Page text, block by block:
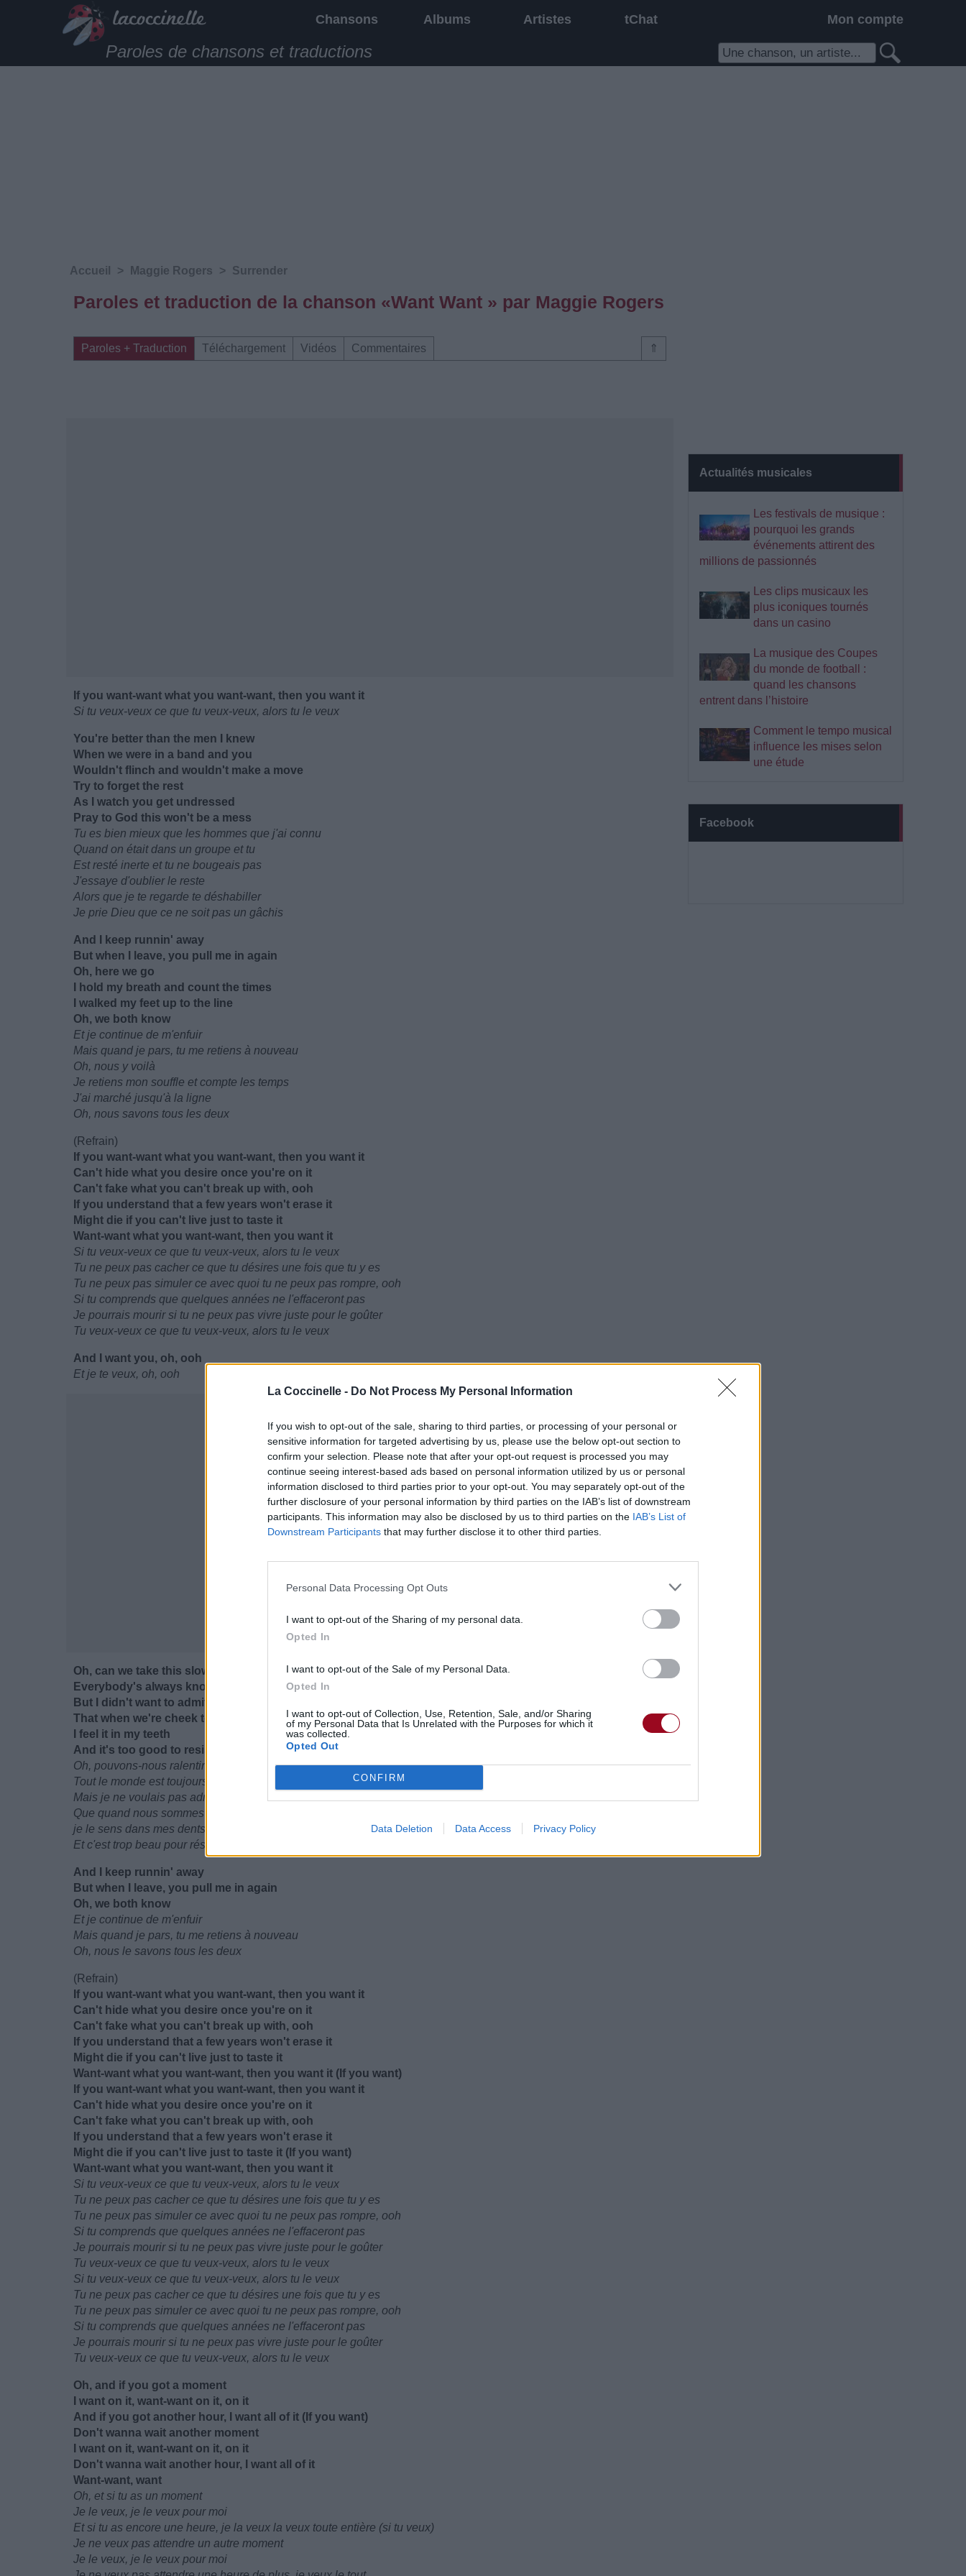
La Coccinelle - Do Not Process My Personal Information
If you wish to opt-out of the sale, sharing to third parties, or processing of your personal or
sensitive information for targeted advertising by us, please use the below opt-out section to
confirm your selection. Please note that after your opt-out request is processed you may
continue seeing interest-based ads based on personal information utilized by us or personal
information disclosed to third parties prior to your opt-out. You may separately opt-out of the
further disclosure of your personal information by third parties on the IAB’s list of downstream
participants. This information may also be disclosed by us to third parties on the IAB’s List of
Downstream Participants that may further disclose it to other third parties.
Personal Data Processing Opt Outs
I want to opt-out of the Sharing of my personal data.
Opted In
I want to opt-out of the Sale of my Personal Data.
Opted In
I want to opt-out of Collection, Use, Retention, Sale, and/or Sharing
of my Personal Data that Is Unrelated with the Purposes for which it
was collected.
Opted Out
CONFIRM
Data Deletion Data Access Privacy Policy
Chansons Albums Artistes tChat Mon compte
Paroles de chansons et traductions
Actualités musicales
Les festivals de musique :
pourquoi les grands
événements attirent des
millions de passionnés
Les clips musicaux les
plus iconiques tournés
dans un casino
La musique des Coupes
du monde de football :
quand les chansons
entrent dans l’histoire
Comment le tempo musical
influence les mises selon
une étude
Facebook
Accueil > Maggie Rogers > Surrender
Paroles et traduction de la chanson «Want Want » par Maggie Rogers
⇑
Paroles + Traduction Téléchargement Vidéos Commentaires
If you want-want what you want-want, then you want it
Si tu veux-veux ce que tu veux-veux, alors tu le veux
You're better than the men I knew
When we were in a band and you
Wouldn't flinch and wouldn't make a move
Try to forget the rest
As I watch you get undressed
Pray to God this won't be a mess
Tu es bien mieux que les hommes que j'ai connu
Quand on était dans un groupe et tu
Est resté inerte et tu ne bougeais pas
J'essaye d'oublier le reste
Alors que je te regarde te déshabiller
Je prie Dieu que ce ne soit pas un gâchis
And I keep runnin' away
But when I leave, you pull me in again
Oh, here we go
I hold my breath and count the times
I walked my feet up to the line
Oh, we both know
Et je continue de m'enfuir
Mais quand je pars, tu me retiens à nouveau
Oh, nous y voilà
Je retiens mon souffle et compte les temps
J'ai marché jusqu'à la ligne
Oh, nous savons tous les deux
(Refrain)
If you want-want what you want-want, then you want it
Can't hide what you desire once you're on it
Can't fake what you can't break up with, ooh
If you understand that a few years won't erase it
Might die if you can't live just to taste it
Want-want what you want-want, then you want it
Si tu veux-veux ce que tu veux-veux, alors tu le veux
Tu ne peux pas cacher ce que tu désires une fois que tu y es
Tu ne peux pas simuler ce avec quoi tu ne peux pas rompre, ooh
Si tu comprends que quelques années ne l'effaceront pas
Je pourrais mourir si tu ne peux pas vivre juste pour le goûter
Tu veux-veux ce que tu veux-veux, alors tu le veux
And I want you, oh, ooh
Et je te veux, oh, ooh
Oh, can we take this slow?
Everybody's always known
But I didn't want to admit
That when we're cheek to cheek
I feel it in my teeth
And it's too good to resist
Oh, pouvons-nous ralentir?
Tout le monde est toujours connu
Mais je ne voulais pas admettre
Que quand nous sommes joue contre joue
je le sens dans mes dents
Et c'est trop beau pour résister
And I keep runnin' away
But when I leave, you pull me in again
Oh, we both know
Et je continue de m'enfuir
Mais quand je pars, tu me retiens à nouveau
Oh, nous le savons tous les deux
(Refrain)
If you want-want what you want-want, then you want it
Can't hide what you desire once you're on it
Can't fake what you can't break up with, ooh
If you understand that a few years won't erase it
Might die if you can't live just to taste it
Want-want what you want-want, then you want it (If you want)
If you want-want what you want-want, then you want it
Can't hide what you desire once you're on it
Can't fake what you can't break up with, ooh
If you understand that a few years won't erase it
Might die if you can't live just to taste it (If you want)
Want-want what you want-want, then you want it
Si tu veux-veux ce que tu veux-veux, alors tu le veux
Tu ne peux pas cacher ce que tu désires une fois que tu y es
Tu ne peux pas simuler ce avec quoi tu ne peux pas rompre, ooh
Si tu comprends que quelques années ne l'effaceront pas
Je pourrais mourir si tu ne peux pas vivre juste pour le goûter
Tu veux-veux ce que tu veux-veux, alors tu le veux
Si tu veux-veux ce que tu veux-veux, alors tu le veux
Tu ne peux pas cacher ce que tu désires une fois que tu y es
Tu ne peux pas simuler ce avec quoi tu ne peux pas rompre, ooh
Si tu comprends que quelques années ne l'effaceront pas
Je pourrais mourir si tu ne peux pas vivre juste pour le goûter
Tu veux-veux ce que tu veux-veux, alors tu le veux
Oh, and if you got a moment
I want on it, want-want on it, on it
And if you got another hour, I want all of it (If you want)
Don't wanna wait another moment
I want on it, want-want on it, on it
Don't wanna wait another hour, I want all of it
Want-want, want
Oh, et si tu as un moment
Je le veux, je le veux pour moi
Et si tu as encore une heure, je la veux la veux toute entière (si tu veux)
Je ne veux pas attendre un autre moment
Je le veux, je le veux pour moi